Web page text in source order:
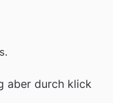
aber durch klick